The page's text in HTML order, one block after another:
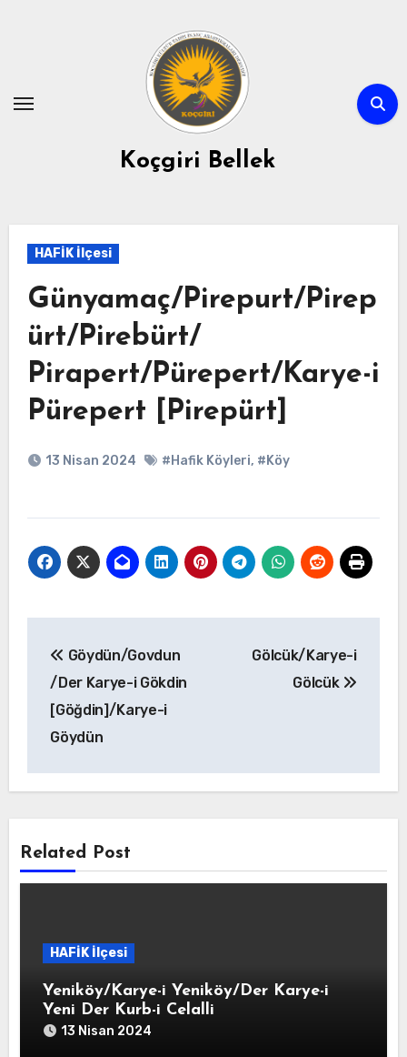
Koçgiri Bellek
HAFİK İlçesi
Günyamaç/Pirepurt/Pirep
ürt/Pirebürt/
Pirapert/Pürepert/Karye-i
Pürepert [Pirepürt]
13 Nisan 2024 #Hafik Köyleri, #Köy
gezinmesi
Göydün/Govdun
/Der Karye-i Gökdin
[Göğdin]/Karye-i
Göydün
Gölcük/Karye-i
Gölcük
Related Post
HAFİK İlçesi
Yeniköy/Karye-i Yeniköy/Der Karye-i
Yeni Der Kurb-i Celalli
13 Nisan 2024